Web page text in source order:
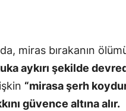
miras bırakanın
aykırı şekilde
“mirasa şerh
güvence altına alır.